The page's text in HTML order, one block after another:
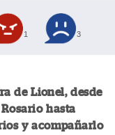
1 3
de Lionel, desde
hasta
y acompañarlo